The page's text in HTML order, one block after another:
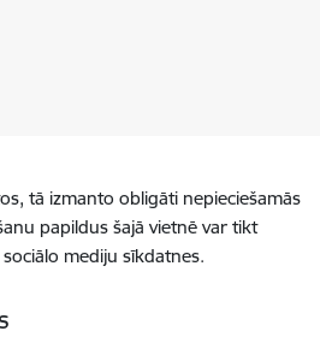
tā izmanto obligāti nepieciešamās
papildus šajā vietnē var tikt
mediju sīkdatnes.